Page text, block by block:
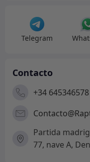
Telegram
Contacto
+34 645346578
Partida
77, nave A,